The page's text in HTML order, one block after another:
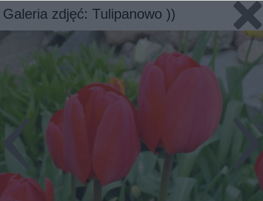
Galeria zdjęć: Tulipanowo ))